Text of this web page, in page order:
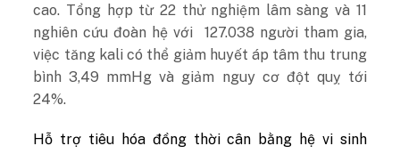
cao. Tổng hợp từ 22 thử nghiệm lâm sàng và 11
nghiên cứu đoàn hệ với 127.038 người tham gia,
việc tăng kali có thể giảm huyết áp tâm thu trung
bình 3,49 mmHg và giảm nguy cơ đột quỵ tới
24%.
Hỗ trợ tiêu hóa đồng thời cân bằng hệ vi sinh